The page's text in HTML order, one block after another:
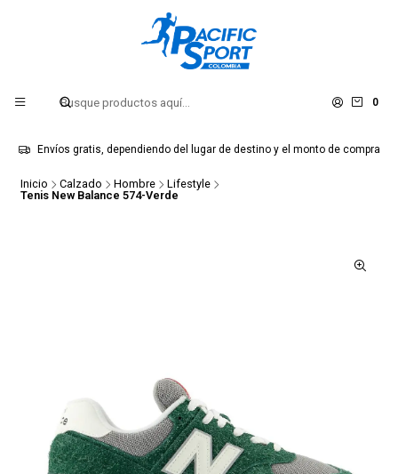
0
Envíos gratis, dependiendo del lugar de destino y el monto de compra
Inicio Calzado Hombre
Lifestyle
Tenis New Balance 574-Verde